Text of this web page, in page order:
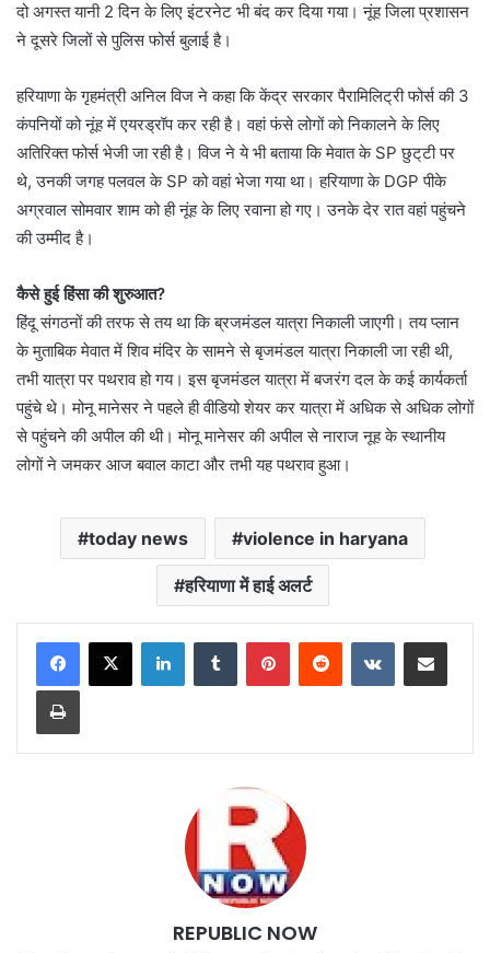
दो अगस्त यानी 2 दिन के लिए इंटरनेट भी बंद कर दिया गया। ​​​​​​नूंह जिला प्रशासन
ने दूसरे जिलों से पुलिस फोर्स बुलाई है।
हरियाणा के गृहमंत्री अनिल विज ने कहा कि केंद्र सरकार पैरामिलिट्री फोर्स की 3
कंपनियों को नूंह में एयरड्रॉप कर रही है। वहां फंसे लोगों को निकालने के लिए
अतिरिक्त फोर्स भेजी जा रही है। विज ने ये भी बताया कि मेवात के SP छुट्‌टी पर
थे, उनकी जगह पलवल के SP को वहां भेजा गया था। हरियाणा के DGP पीके
अग्रवाल सोमवार शाम को ही नूंह के लिए रवाना हो गए। उनके देर रात वहां पहुंचने
की उम्मीद है।
कैसे हुई हिंसा की शुरुआत?
हिंदू संगठनों की तरफ से तय था कि ब्रजमंडल यात्रा निकाली जाएगी। तय प्लान
के मुताबिक मेवात में शिव मंदिर के सामने से बृजमंडल यात्रा निकाली जा रही थी,
तभी यात्रा पर पथराव हो गय। इस बृजमंडल यात्रा में बजरंग दल के कई कार्यकर्ता
पहुंचे थे। मोनू मानेसर ने पहले ही वीडियो शेयर कर यात्रा में अधिक से अधिक लोगों
से पहुंचने की अपील की थी। मोनू मानेसर की अपील से नाराज नूह के स्थानीय
लोगों ने जमकर आज बवाल काटा और तभी यह पथराव हुआ।
today news violence in haryana
हरियाणा में हाई अलर्ट
LinkedInTumblr PinterestReddit VKontakteShare via Email
Print
REPUBLIC NOW